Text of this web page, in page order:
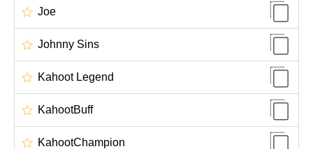
Joe
Johnny Sins
Kahoot Legend
KahootBuff
KahootChampion